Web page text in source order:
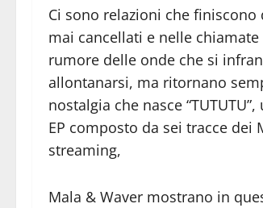
Ci sono relazioni che
mai cancellati e nelle
rumore delle onde che si
allontanarsi, ma ritornano
nostalgia che nasce
EP composto da sei tracce
streaming,
Mala & Waver mostrano in